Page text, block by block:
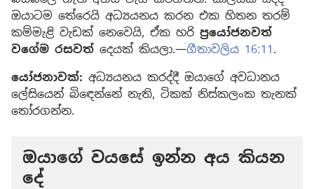
ඔයාටම තේරෙයි අධ්‍යයනය කරන එක හිතන තරම්
කම්මැළි වැඩක් නෙවෙයි, ඒක හරි ප්‍රයෝජනවත්
වගේම රසවත් දෙයක් කියලා.—ගීතාවලිය 16:11.
යෝජනාවක්: අධ්‍යයනය කරද්දී ඔයාගේ අවධානය
ලේසියෙන් බිඳෙන්නේ නැති, ටිකක් නිස්කලංක තැනක්
තෝරගන්න.
ඔයාගේ වයසේ ඉන්න අය කියන
දේ